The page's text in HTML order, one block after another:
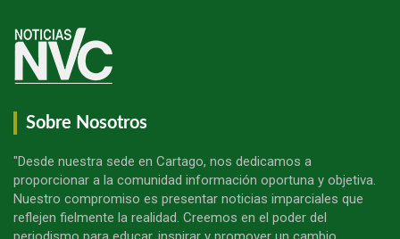
Sobre Nosotros
"Desde nuestra sede en Cartago, nos dedicamos a
proporcionar a la comunidad información oportuna y objetiva.
Nuestro compromiso es presentar noticias imparciales que
reflejen fielmente la realidad. Creemos en el poder del